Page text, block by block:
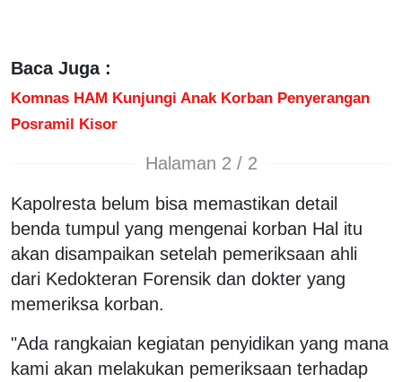
Baca Juga :
Komnas HAM Kunjungi Anak Korban Penyerangan
Posramil Kisor
Halaman 2 / 2
Kapolresta belum bisa memastikan detail
benda tumpul yang mengenai korban Hal itu
akan disampaikan setelah pemeriksaan ahli
dari Kedokteran Forensik dan dokter yang
memeriksa korban.
"Ada rangkaian kegiatan penyidikan yang mana
kami akan melakukan pemeriksaan terhadap